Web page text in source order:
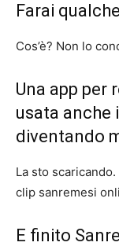
Farai
Cos’è? Non lo
Una app per
usata anche
diventando
La sto
clip sanremesi
E finito